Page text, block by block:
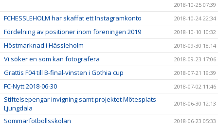
2018-10-25 07:39
FCHESSLEHOLM har skaffat ett Instagramkonto 2018-10-24 22:34
Fördelning av positioner inom föreningen 2019 2018-10-10 10:32
Höstmarknad i Hässleholm 2018-09-30 18:14
Vi söker en som kan fotografera 2018-09-23 17:06
Grattis F04 till B-final-vinsten i Gothia cup 2018-07-21 19:39
FC-Nytt 2018-06-30 2018-07-02 11:46
Stiftelsepengar invigning samt projektet Mötesplats
Ljungdala
2018-06-30 12:13
Sommarfotbollsskolan 2018-06-23 05:33